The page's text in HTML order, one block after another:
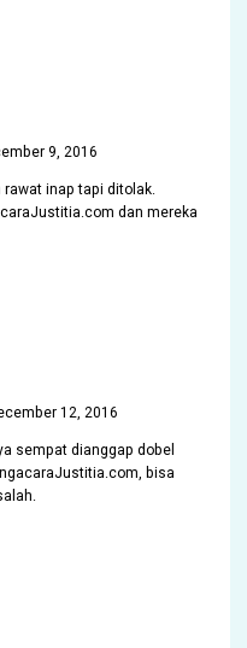
9, 2016
inap tapi ditolak.
dan mereka
12, 2016
sempat dianggap dobel
bisa